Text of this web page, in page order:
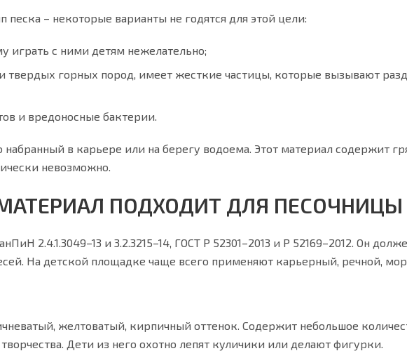
– некоторые варианты не годятся для этой цели:
играть с ними детям нежелательно;
твердых горных пород, имеет жесткие частицы, которые вызывают
и вредоносные бактерии.
набранный в карьере или на берегу водоема. Этот материал содержит
невозможно.
ПОДХОДИТ ДЛЯ ПЕСОЧНИЦЫ
2.4.1.3049–13 и 3.2.3215–14, ГОСТ Р 52301–2013 и Р 52169–2012. Он
На детской площадке чаще всего применяют карьерный, речной,
желтоватый, кирпичный оттенок. Содержит небольшое
Дети из него охотно лепят куличики или делают фигурки.